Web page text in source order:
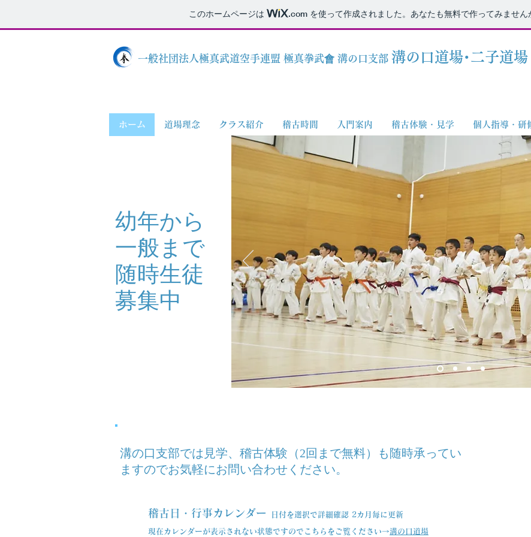
このホームページは .com を使って作成されました。あなたも無料で作ってみません
一般社団法人極真武道空手連盟 極真拳武會 溝の口支部 溝の口道場･二子道場
ホーム 道場理念 クラス紹介 稽古時間 入門案内 稽古体験・見学 個人指導・研
幼年から
一般まで
随時生徒
募集中
溝の口支部では見学、稽古体験（2回まで無料）も随時承ってい
ますのでお気軽にお問い合わせください。
稽古日・行事カレンダー 日付を選択で詳細確認 2カ月毎に更新
現在カレンダーが表示されない状態ですのでこちらをご覧ください→溝の口道場